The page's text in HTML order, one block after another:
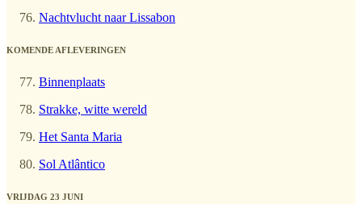
Nachtvlucht naar Lissabon
KOMENDE AFLEVERINGEN
Binnenplaats
Strakke, witte wereld
Het Santa Maria
Sol Atlântico
VRIJDAG 23 JUNI